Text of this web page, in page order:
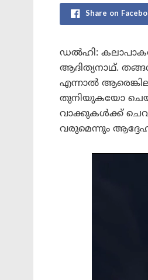
Share on
ഡൽഹി:
ആദിത്യനാഥ്.
എന്നാൽ
തുനിയുകയോ
വാക്കുകൾക്ക്
വരുമെന്നും